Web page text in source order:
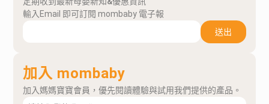
輸入Email 即可訂閱 mombaby 電子報
送出
加入 mombaby
加入媽媽寶寶會員，優先閱讀體驗與試用我們提供的產品。